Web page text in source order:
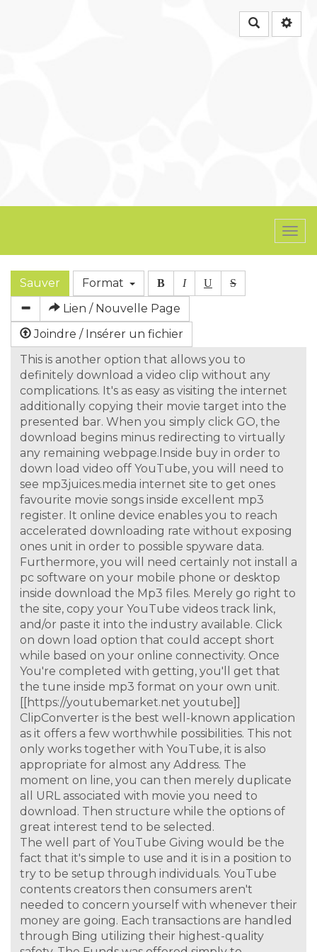
Rechercher
Sauver Format B I U S
Lien / Nouvelle Page
Joindre / Insérer un fichier